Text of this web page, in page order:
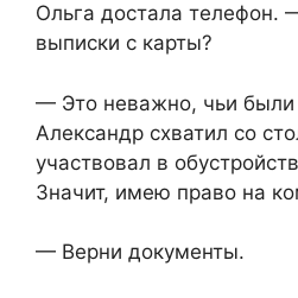
Ольга достала телефон.
выписки с карты?
— Это неважно, чьи
Александр схватил со
участвовал в
Значит, имею право на
— Верни документы.